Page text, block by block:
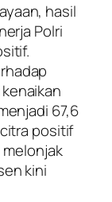
hasil
Polri
67,6
positif
kini